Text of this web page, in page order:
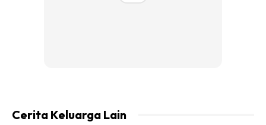
Cerita Keluarga Lain